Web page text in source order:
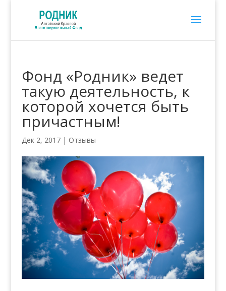
Фонд «Родник» ведет
такую деятельность, к
которой хочется быть
причастным!
Дек 2, 2017| Отзывы